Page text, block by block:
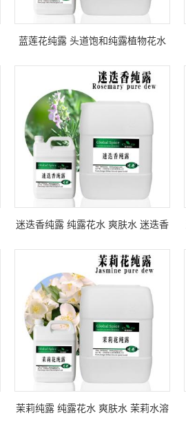
蓝莲花纯露 头道饱和纯露植物花水
迷迭香纯露 纯露花水 爽肤水 迷迭香
茉莉纯露 纯露花水 爽肤水 茉莉水溶